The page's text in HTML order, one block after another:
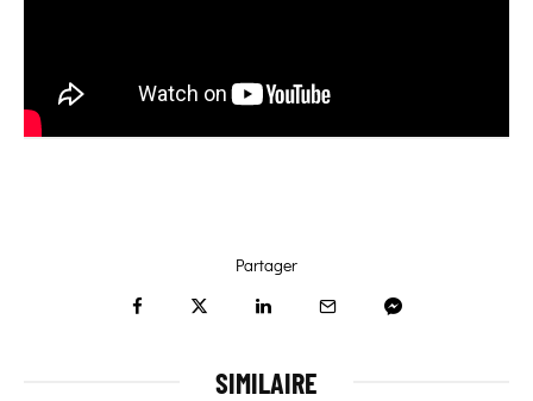
Partager
SIMILAIRE